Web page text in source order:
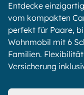
Entdecke
vom kompakten
perfekt für Paare,
Wohnmobil mit 6
Familien.
Versicherung